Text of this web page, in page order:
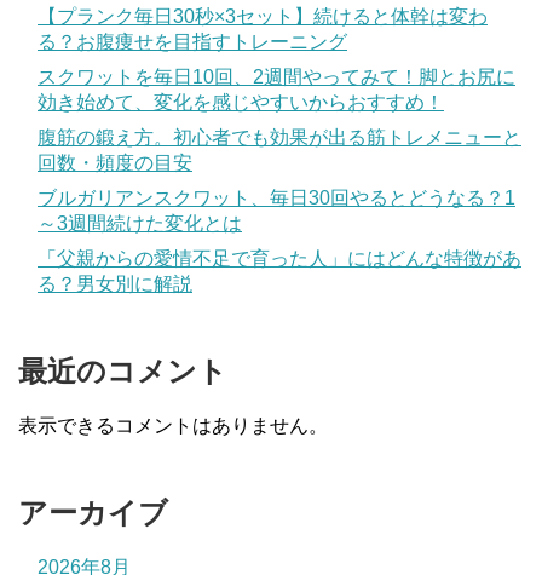
【プランク毎日30秒×3セット】続けると体幹は変わ
る？お腹痩せを目指すトレーニング
スクワットを毎日10回、2週間やってみて！脚とお尻に
効き始めて、変化を感じやすいからおすすめ！
腹筋の鍛え方。初心者でも効果が出る筋トレメニューと
回数・頻度の目安
ブルガリアンスクワット、毎日30回やるとどうなる？1
～3週間続けた変化とは
「父親からの愛情不足で育った人」にはどんな特徴があ
る？男女別に解説
最近のコメント
表示できるコメントはありません。
アーカイブ
2026年8月